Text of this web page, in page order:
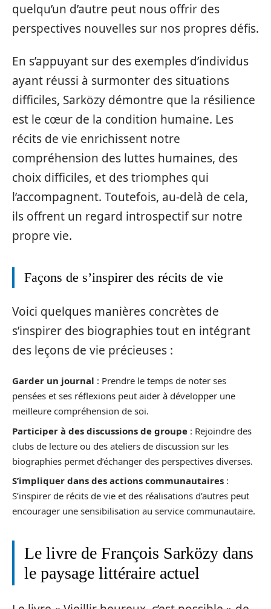
quelqu’un d’autre peut nous offrir des
perspectives nouvelles sur nos propres défis.
En s’appuyant sur des exemples d’individus
ayant réussi à surmonter des situations
difficiles, Sarközy démontre que la résilience
est le cœur de la condition humaine. Les
récits de vie enrichissent notre
compréhension des luttes humaines, des
choix difficiles, et des triomphes qui
l’accompagnent. Toutefois, au-delà de cela,
ils offrent un regard introspectif sur notre
propre vie.
Façons de s’inspirer des récits de vie
Voici quelques manières concrètes de
s’inspirer des biographies tout en intégrant
des leçons de vie précieuses :
Garder un journal : Prendre le temps de noter ses
pensées et ses réflexions peut aider à développer une
meilleure compréhension de soi.
Participer à des discussions de groupe : Rejoindre des
clubs de lecture ou des ateliers de discussion sur les
biographies permet d’échanger des perspectives diverses.
S’impliquer dans des actions communautaires :
S’inspirer de récits de vie et des réalisations d’autres peut
encourager une sensibilisation au service communautaire.
Le livre de François Sarközy dans
le paysage littéraire actuel